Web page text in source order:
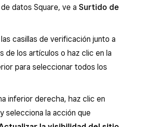
datos Square, ve a Surtido de
casillas de verificación junto a
de los artículos o haz clic en la
para seleccionar todos los
inferior derecha, haz clic en
y selecciona la acción que